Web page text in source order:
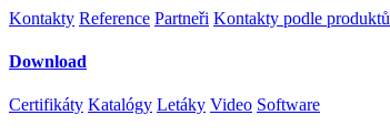
Kontakty Reference Partneři Kontakty podle produktů
Download
Certifikáty Katalógy Letáky Video Software